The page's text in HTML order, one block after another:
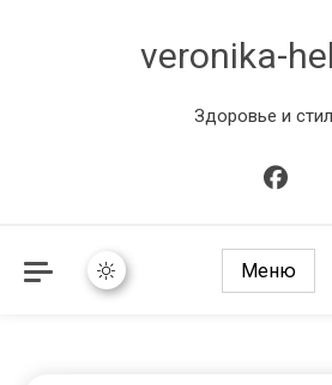
veronika-
Здоровье и
Меню